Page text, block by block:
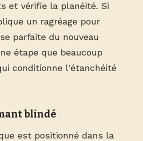
et vérifie la planéité. Si
un ragréage pour
parfaite du nouveau
étape que beaucoup
conditionne l'étanchéité
blindé
est positionné dans la